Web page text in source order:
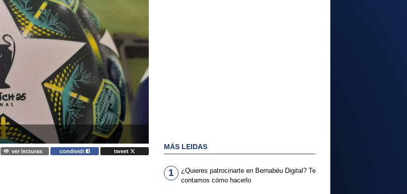
ver lecturas condividi tweet
MÁS LEIDAS
1
¿Quieres patrocinarte en Bernabéu Digital? Te
contamos cómo hacerlo